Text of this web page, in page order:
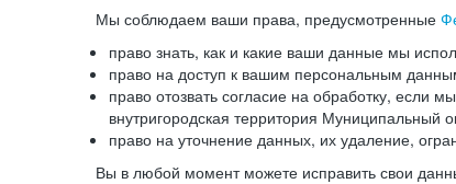
Мы соблюдаем ваши права, предусмотренные
право знать, как и какие ваши данные мы
право на доступ к вашим персональным
право отозвать согласие на обработку, если
внутригородская территория
право на уточнение данных, их удаление,
Вы в любой момент можете исправить свои